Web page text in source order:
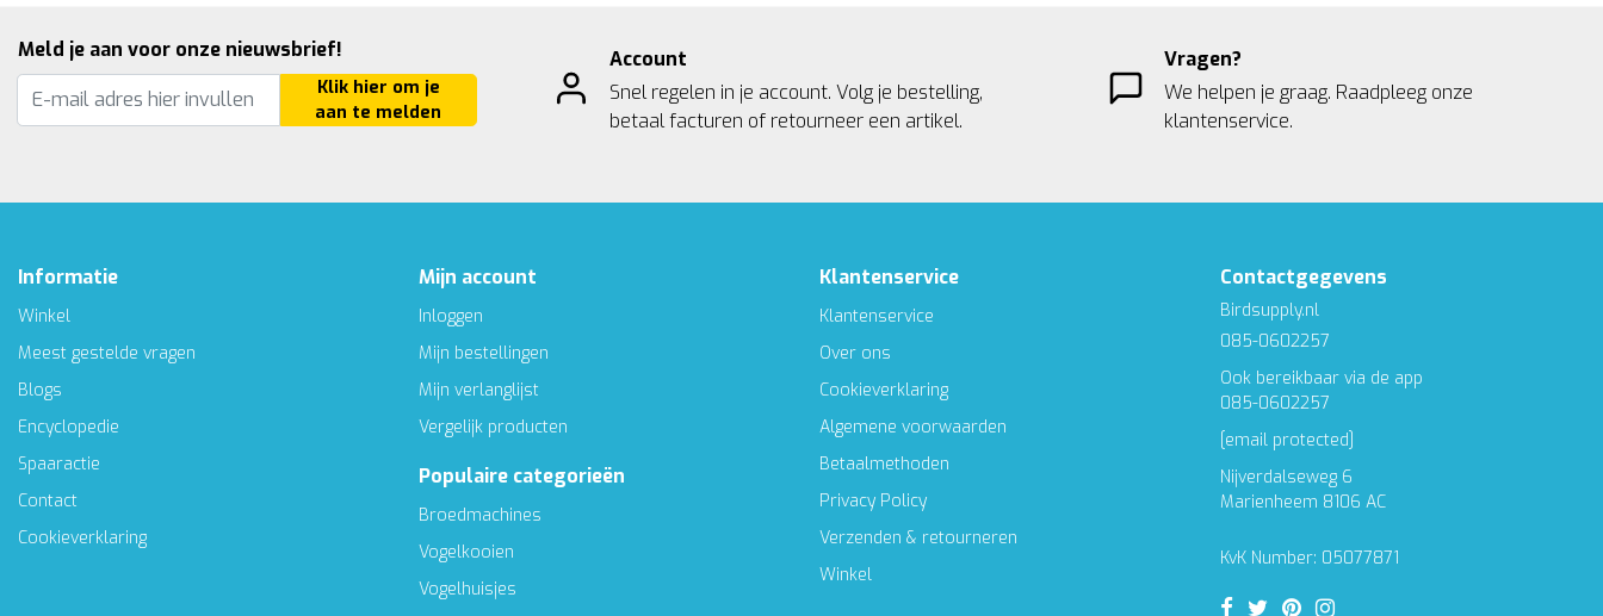
Meld je aan voor onze nieuwsbrief!
Klik hier om je
aan te melden
Account
Snel regelen in je account. Volg je bestelling,
betaal facturen of retourneer een artikel.
Vragen?
We helpen je graag. Raadpleeg onze
klantenservice.
Informatie
Winkel
Meest gestelde vragen
Blogs
Encyclopedie
Spaaractie
Contact
Cookieverklaring
Mijn account
Inloggen
Mijn bestellingen
Mijn verlanglijst
Vergelijk producten
Populaire categorieën
Broedmachines
Vogelkooien
Vogelhuisjes
Klantenservice
Klantenservice
Over ons
Cookieverklaring
Algemene voorwaarden
Betaalmethoden
Privacy Policy
Verzenden & retourneren
Winkel
Contactgegevens
Birdsupply.nl
085-0602257
Ook bereikbaar via de app
085-0602257
[email protected]
Nijverdalseweg 6
Marienheem 8106 AC
KvK Number: 05077871